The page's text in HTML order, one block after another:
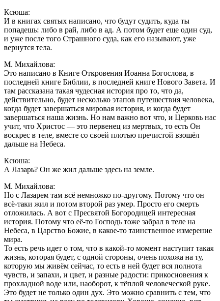
Ксюша:
И в книгах святых написано, что будут судить, куда ты
попадешь: либо в рай, либо в ад. А потом будет еще один суд,
и уже после того Страшного суда, как его называют, уже
вернутся тела.
М. Михайлова:
Это написано в Книге Откровения Иоанна Богослова, в
последней книге Библии, в последней книге Нового Завета. И
там рассказана такая чудесная история про то, что да,
действительно, будет несколько этапов путешествия человека,
когда будет завершаться мировая история, и когда будет
завершаться наша жизнь. Но нам важно вот что, и Церковь нас
учит, что Христос — это первенец из мертвых, то есть Он
воскрес в теле, вместе со своей плотью пречистой взошёл
дальше на Небеса.
Ксюша:
А Лазарь? Он же жил дальше здесь на земле.
М. Михайлова:
Но с Лазарем там всё немножко по-другому. Потому что он
всё-таки жил и потом второй раз умер. Просто его смерть
отложилась. А вот с Пресвятой Богородицей интересная
история. Потому что её-то Господь тоже забрал в теле на
Небеса, в Царство Божие, в какое-то таинственное измерение
мира.
То есть речь идет о том, что в какой-то момент наступит такая
жизнь, которая будет, с одной стороны, очень похожа на ту,
которую мы живём сейчас, то есть в ней будет вся полнота
чувств, и запахи, и цвет, и разные радости: прикосновения к
прохладной воде или, наоборот, к тёплой человеческой руке.
Это будет не только один дух. Это можно сравнить с тем, что